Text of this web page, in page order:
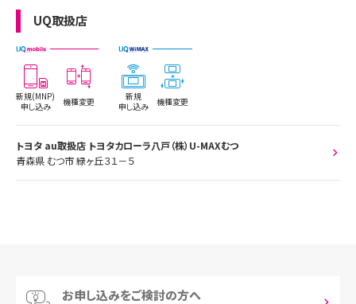
UQ取扱店
新規(MNP)
申し込み
機種変更
新規
申し込み
機種変更
トヨタ au取扱店 トヨタカローラ八戸（株）U-MAXむつ
青森県 むつ市 緑ヶ丘３１－５
お申し込みをご検討の方へ